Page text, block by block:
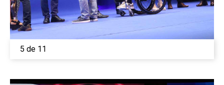
5 de 11